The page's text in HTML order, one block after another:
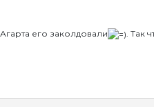
его заколдовали . Так